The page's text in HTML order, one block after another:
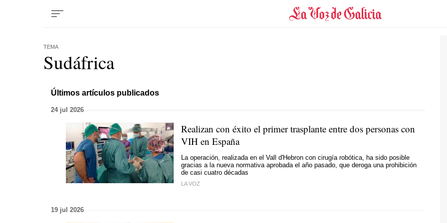
TEMA
Sudáfrica
Últimos artículos publicados
24 jul 2026
Realizan con éxito el primer trasplante entre dos personas con
VIH en España
La operación, realizada en el Vall d'Hebron con cirugía robótica, ha sido posible
gracias a la nueva normativa aprobada el año pasado, que deroga una prohibición
de casi cuatro décadas
LA VOZ
19 jul 2026